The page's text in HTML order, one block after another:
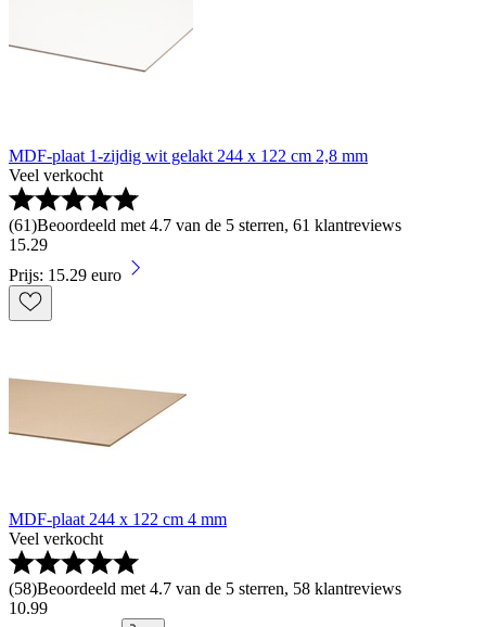
MDF-plaat 1-zijdig wit gelakt 244 x 122 cm 2,8 mm
Veel verkocht
(61)Beoordeeld met 4.7 van de 5 sterren, 61 klantreviews
15.29
Prijs: 15.29 euro
MDF-plaat 244 x 122 cm 4 mm
Veel verkocht
(58)Beoordeeld met 4.7 van de 5 sterren, 58 klantreviews
10.99